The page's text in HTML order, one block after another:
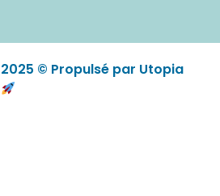
2025 © Propulsé par Utopia